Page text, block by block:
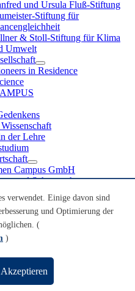
und Ursula Fluß-Stiftung
Stiftung für
& Stoll-Stiftung für Klima
Umwelt
in Residence
der Lehre
Campus GmbH
und Schutzrechte
an der Universität Bremen
an der Universität Bremen
und Schüler
verwendet. Einige davon sind
und Optimierung der
(
)
Akzeptieren